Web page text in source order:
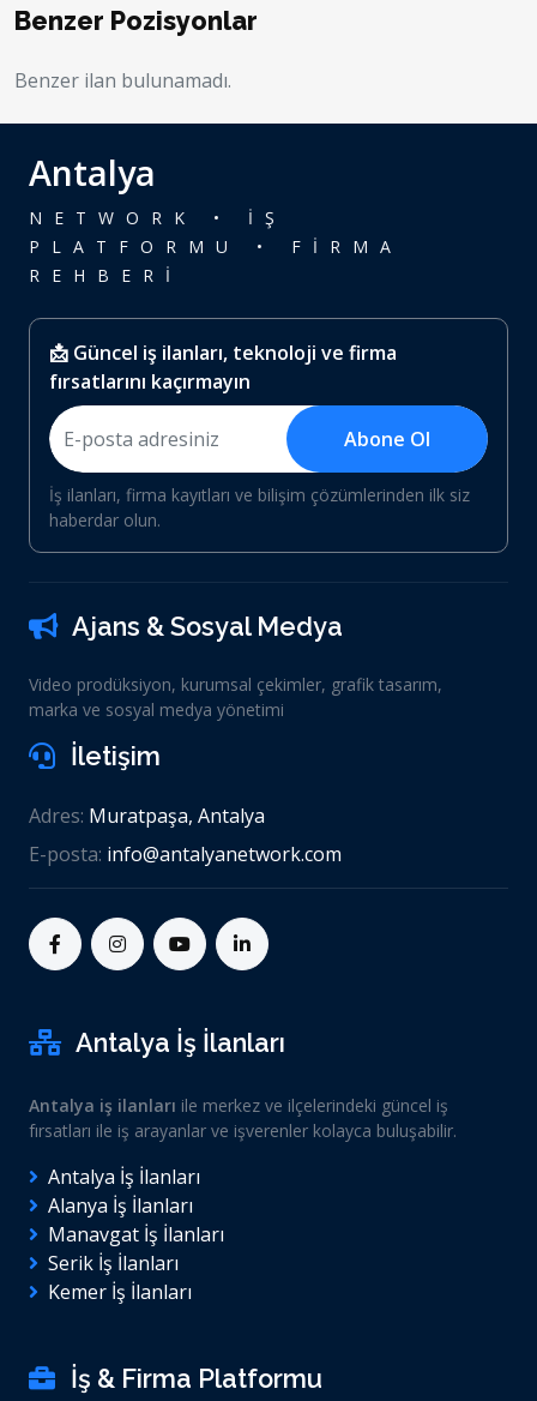
Benzer Pozisyonlar
Benzer ilan bulunamadı.
Antalya
NETWORK • İŞ
PLATFORMU • FİRMA
REHBERİ
📩 Güncel iş ilanları, teknoloji ve firma
fırsatlarını kaçırmayın
Abone Ol
İş ilanları, firma kayıtları ve bilişim çözümlerinden ilk siz
haberdar olun.
Ajans & Sosyal Medya
Video prodüksiyon, kurumsal çekimler, grafik tasarım,
marka ve sosyal medya yönetimi
İletişim
Adres: Muratpaşa, Antalya
E-posta: info@antalyanetwork.com
Antalya İş İlanları
Antalya iş ilanları ile merkez ve ilçelerindeki güncel iş
fırsatları ile iş arayanlar ve işverenler kolayca buluşabilir.
Antalya İş İlanları
Alanya İş İlanları
Manavgat İş İlanları
Serik İş İlanları
Kemer İş İlanları
İş & Firma Platformu